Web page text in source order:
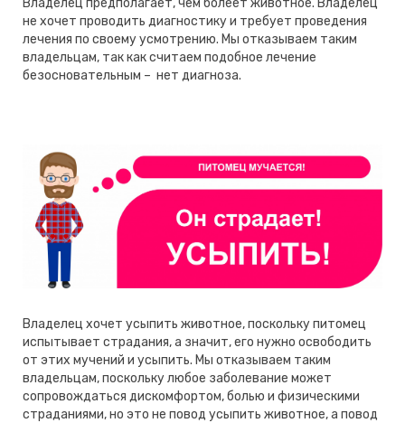
не хочет проводить диагностику и требует проведения
лечения по своему усмотрению. Мы отказываем таким
владельцам, так как считаем подобное лечение
безосновательным – нет диагноза.
Владелец хочет усыпить животное, поскольку питомец
испытывает страдания, а значит, его нужно освободить
от этих мучений и усыпить. Мы отказываем таким
владельцам, поскольку любое заболевание может
сопровождаться дискомфортом, болью и физическими
страданиями, но это не повод усыпить животное, а повод